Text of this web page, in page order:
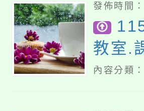
發佈時間
教室.
內容分類：